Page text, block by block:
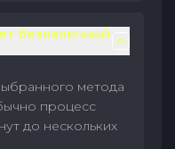
безналичный
метода
процесс
до нескольких